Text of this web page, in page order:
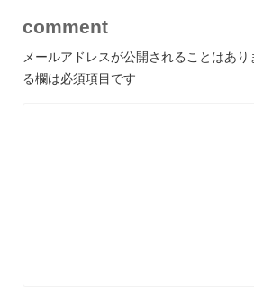
comment
メールアドレスが公開されることはあり
る欄は必須項目です